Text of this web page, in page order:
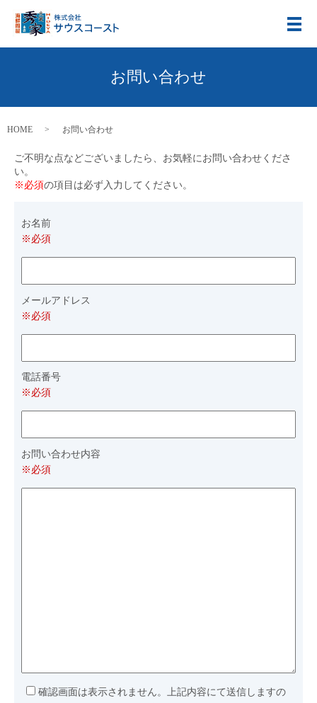
メ
お問い合わせ
HOME お問い合わせ
ご不明な点などございましたら、お気軽にお問い合わせくださ
い。
※必須の項目は必ず入力してください。
お名前
※必須
メールアドレス
※必須
電話番号
※必須
お問い合わせ内容
※必須
確認画面は表示されません。上記内容にて送信しますの